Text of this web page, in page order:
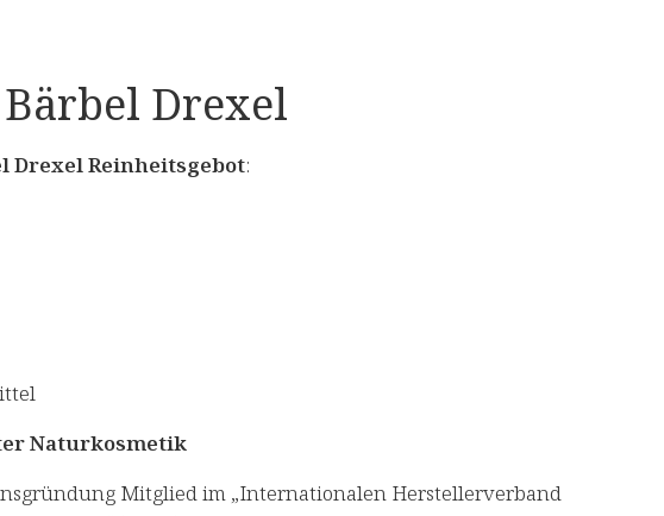
Drexel
Drexel Reinheitsgebot:
Naturkosmetik
Mitglied im „Internationalen Herstellerverband